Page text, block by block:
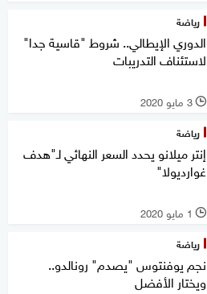
رياضة
الدوري الإيطالي.. شروط "قاسية جدا"
لاستئناف التدريبات
l 3 مايو 2020
رياضة
إنتر ميلانو يحدد السعر النهائي لـ"هدف
غوارديولا"
l 1 مايو 2020
رياضة
نجم يوفنتوس "يصدم" رونالدو..
ويختار الأفضل